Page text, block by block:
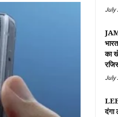
July
का
July
दंगा